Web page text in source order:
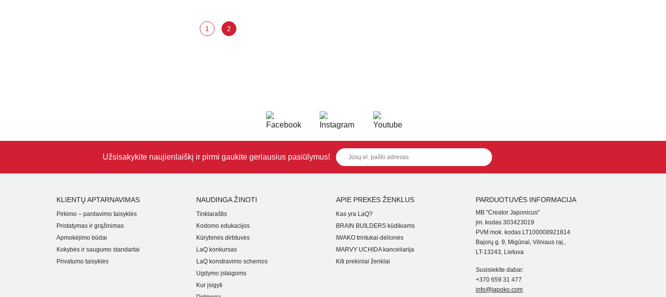
1 2
Užsisakykite naujienlaiškį ir pirmi gaukite geriausius pasiūlymus!
KLIENTŲ APTARNAVIMAS
Pirkimo – pardavimo taisyklės
Pristatymas ir grąžinimas
Apmokėjimo būdai
Kokybės ir saugumo standartai
Privatumo taisyklės
NAUDINGA ŽINOTI
Tinklaraštis
Kodomo edukacijos
Kūrybinės dirbtuvės
LaQ konkursas
LaQ konstravimo schemos
Ugdymo įstaigoms
Kur įsigyti
APIE PREKĖS ŽENKLUS
Kas yra LaQ?
BRAIN BUILDERS kūdikiams
IWAKO trintukai-dėlionės
MARVY UCHIDA kanceliarija
Kiti prekiniai ženklai
PARDUOTUVĖS INFORMACIJA
MB "Creator Japonicus"
įm. kodas 303423019
PVM mok. kodas LT100008921814
Bajorų g. 9, Migūnai, Vilniaus raj.,
LT-13243, Lietuva
Susisiekite dabar:
+370 659 31 477
info@japoko.com